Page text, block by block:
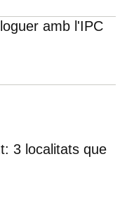
amb l'IPC
3 localitats que